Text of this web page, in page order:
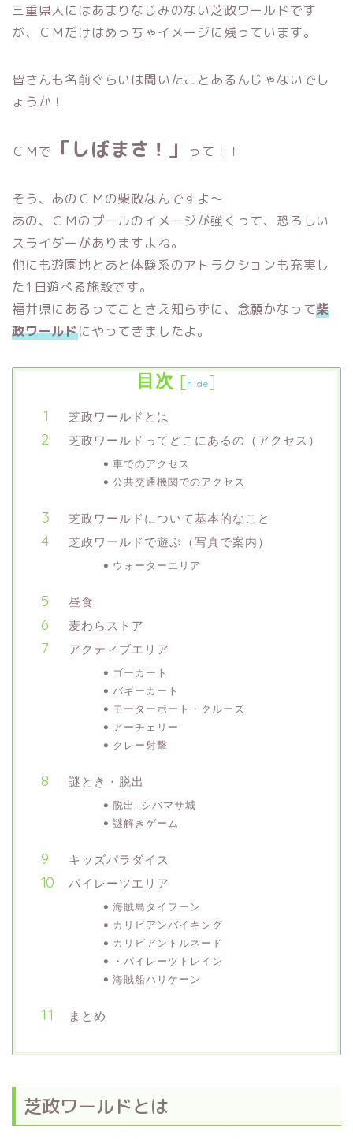
三重県人にはあまりなじみのない芝政ワールドです
が、ＣＭだけはめっちゃイメージに残っています。
皆さんも名前ぐらいは聞いたことあるんじゃないでし
ょうか！
ＣＭで 「しばまさ！」 って！！
そう、あのＣＭの柴政なんですよ～
あの、ＣＭのプールのイメージが強くって、恐ろしい
スライダーがありますよね。
他にも遊園地とあと体験系のアトラクションも充実し
た1日遊べる施設です。
福井県にあるってことさえ知らずに、念願かなって柴
政ワールドにやってきましたよ。
目次 [hide]
芝政ワールドとは
芝政ワールドってどこにあるの（アクセス）
車でのアクセス
公共交通機関でのアクセス
芝政ワールドについて基本的なこと
芝政ワールドで遊ぶ（写真で案内）
ウォーターエリア
昼食
麦わらストア
アクティブエリア
ゴーカート
バギーカート
モーターボート・クルーズ
アーチェリー
クレー射撃
謎とき・脱出
脱出!!シバマサ城
謎解きゲーム
キッズパラダイス
パイレーツエリア
海賊島タイフーン
カリビアンバイキング
カリビアントルネード
・パイレーツトレイン
海賊船ハリケーン
まとめ
芝政ワールドとは